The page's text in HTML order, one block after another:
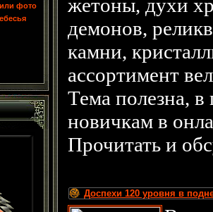
фото
жетоны, духи
демонов,
камни,
ассортимент
Тема полезна,
новичкам в
Прочитать и
Доспехи 120 уровня в